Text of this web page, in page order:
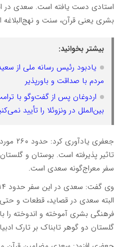
استادی دست یافته است. سعدی در
بشری یعنی قرآن، سنت و نهج‌البلاغه
بیشتر بخوانید:
یادبود رئیس رسانه ملی از
مردم با صداقت و باورپذیر
اردوغان پس از گفت‌وگو با
بین‌الملل در ونزوئلا را تأیید
جعفری یادآوری کرد: حدود ۲۶۰
تاثیر پذیرفته است. بوستان و
سفر معراج‌گونه سعدی است.
وی گفت: سعدی در این سفر حدود
البته سعدی در قصاید، قطعات و
فرهنگی بشری آموخته و اندوخته را
گلستان دو گوهر تابناک بر تارک